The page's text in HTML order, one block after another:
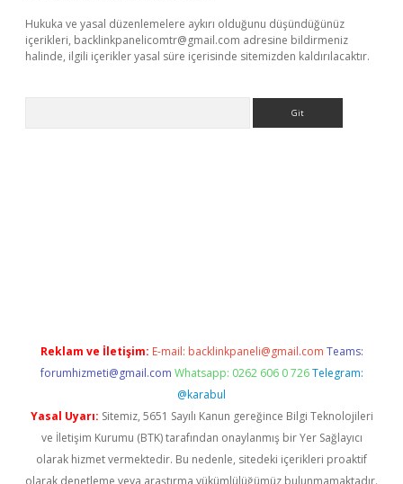
Hukuka ve yasal düzenlemelere aykırı olduğunu düşündüğünüz
içerikleri, backlinkpanelicomtr@gmail.com adresine bildirmeniz
halinde, ilgili içerikler yasal süre içerisinde sitemizden kaldırılacaktır.
Reklam ve İletişim: E-mail: backlinkpaneli@gmail.com Teams:
forumhizmeti@gmail.com Whatsapp: 0262 606 0 726 Telegram:
@karabul
Yasal Uyarı: Sitemiz, 5651 Sayılı Kanun gereğince Bilgi Teknolojileri
ve İletişim Kurumu (BTK) tarafından onaylanmış bir Yer Sağlayıcı
olarak hizmet vermektedir. Bu nedenle, sitedeki içerikleri proaktif
olarak denetleme veya araştırma yükümlülüğümüz bulunmamaktadır.